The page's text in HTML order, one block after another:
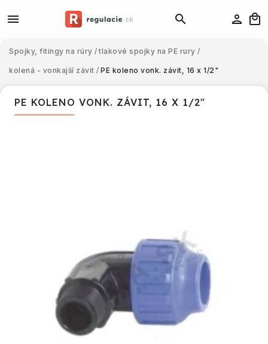
Spojky, fitingy na rúry / tlakové spojky na PE rury /
kolená - vonkajší závit / PE koleno vonk. závit, 16 x 1/2"
PE KOLENO VONK. ZÁVIT, 16 X 1/2"